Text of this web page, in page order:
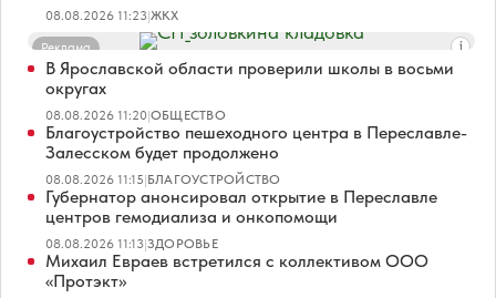
08.08.2026 11:23|ЖКХ
Реклама
В Ярославской области проверили школы в восьми
округах
08.08.2026 11:20|ОБЩЕСТВО
Благоустройство пешеходного центра в Переславле-
Залесском будет продолжено
08.08.2026 11:15|БЛАГОУСТРОЙСТВО
Губернатор анонсировал открытие в Переславле
центров гемодиализа и онкопомощи
08.08.2026 11:13|ЗДОРОВЬЕ
Михаил Евраев встретился с коллективом ООО
«Протэкт»